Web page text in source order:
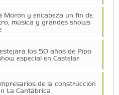
Morón y encabeza un fin de
música y grandes shows
los 50 años de Pipo
especial en Castelar
de la construcción
La Cantábrica